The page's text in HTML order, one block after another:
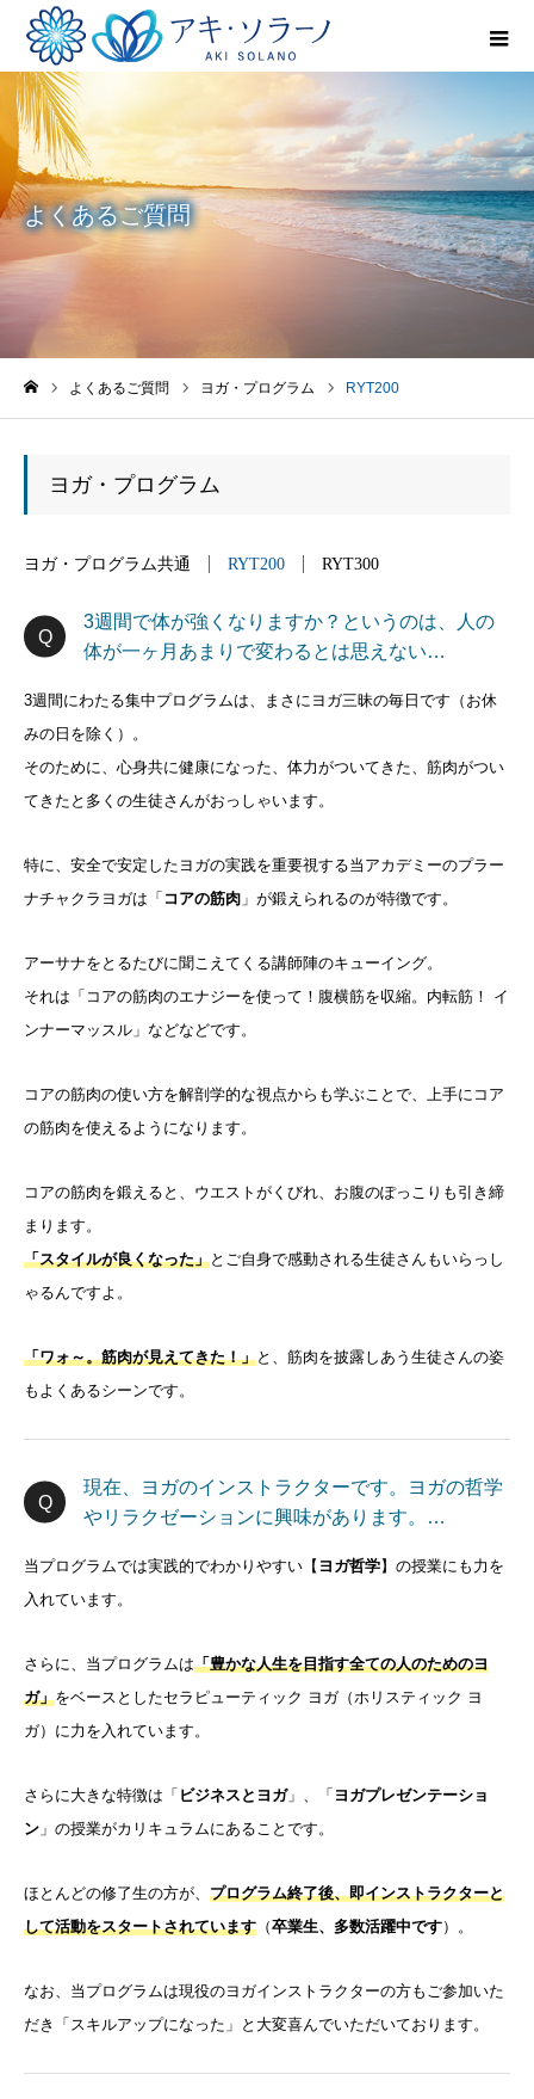
よくあるご質問
よくあるご質問 ヨガ・プログラム RYT200
ヨガ・プログラム
ヨガ・プログラム共通 RYT200 RYT300
3週間で体が強くなりますか？というのは、人の
体が一ヶ月あまりで変わるとは思えない…
3週間にわたる集中プログラムは、まさにヨガ三昧の毎日です（お休
みの日を除く）。
そのために、心身共に健康になった、体力がついてきた、筋肉がつい
てきたと多くの生徒さんがおっしゃいます。
特に、安全で安定したヨガの実践を重要視する当アカデミーのプラー
ナチャクラヨガは「 コアの筋肉 」が鍛えられるのが特徴です。
アーサナをとるたびに聞こえてくる講師陣のキューイング。
それは「コアの筋肉のエナジーを使って！腹横筋を収縮。内転筋！ イ
ンナーマッスル」などなどです。
コアの筋肉の使い方を解剖学的な視点からも学ぶことで、上手にコア
の筋肉を使えるようになります。
コアの筋肉を鍛えると、ウエストがくびれ、お腹のぽっこりも引き締
まります。
「スタイルが良くなった」とご自身で感動される生徒さんもいらっし
ゃるんですよ。
「ワォ～。筋肉が見えてきた！」と、筋肉を披露しあう生徒さんの姿
もよくあるシーンです。
現在、ヨガのインストラクターです。ヨガの哲学
やリラクゼーションに興味があります。…
当プログラムでは実践的でわかりやすい【 ヨガ哲学】の授業にも力を
入れています。
さらに、当プログラムは「豊かな人生を目指す全ての人のためのヨ
ガ」をベースとしたセラピューティック ヨガ（ホリスティック ヨ
ガ）に力を入れています。
さらに大きな特徴は「 ビジネスとヨガ」、「 ヨガプレゼンテーショ
ン 」の授業がカリキュラムにあることです。
ほとんどの修了生の方が、 プログラム終了後、即インストラクターと
して活動をスタートされています （卒業生、多数活躍中です）。
なお、当プログラムは現役のヨガインストラクターの方もご参加いた
だき「スキルアップになった」と大変喜んでいただいております。